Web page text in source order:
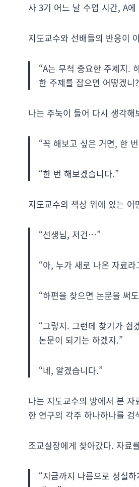
사 3기 어느 날 수업 시간, A
지도교수와 선배들의 반응이
“A는 무척 중요한 주제지.
한 주제를 잡으면 어떻겠니
나는 주눅이 들어 다시 생각
“꼭 해보고 싶은 거면, 한
“한 번 해보겠습니다.”
지도교수의 책상 위에 있는
“선생님, 저건…”
“아, 누가 새로 나온 자료
“하편을 찾으면 논문을 써
“그렇지. 그런데 찾기가 쉽
논문이 되기는 하겠지.”
“네, 알겠습니다.”
나는 지도교수의 방에서 본 자
한 연구의 각주 하나하나를
조교실장에게 찾아갔다. 자료
“지금까지 나름으로 성실